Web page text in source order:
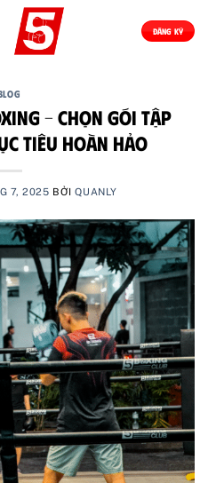
ĐĂNG KÝ
– Chọn Gói Tập
Tiêu Hoàn Hảo
7, 2025 BỞIQUANLY